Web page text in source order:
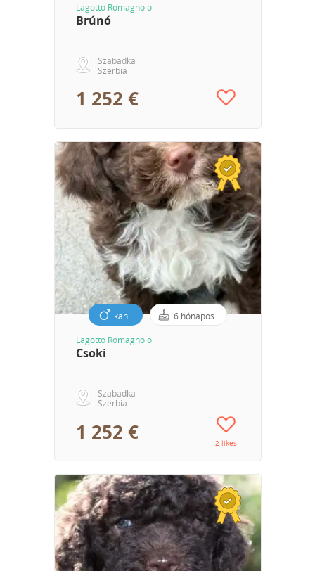
Lagotto Romagnolo
Brúnó
Szabadka
Szerbia
1 252 €
kan 6 hónapos
Lagotto Romagnolo
Csoki
Szabadka
Szerbia
1 252 € 2 likes